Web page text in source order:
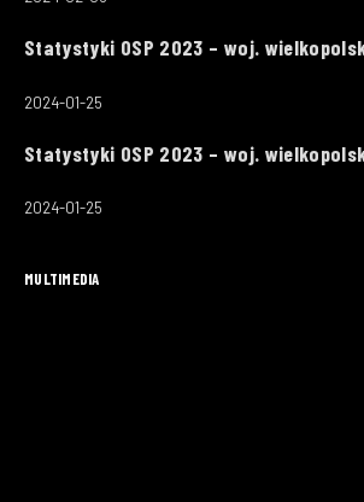
Statystyki OSP 2023 – woj.
2024-01-25
Statystyki OSP 2023 – woj.
2024-01-25
MULTIMEDIA